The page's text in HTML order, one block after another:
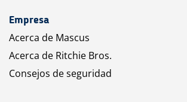
Empresa
Acerca de Mascus
Acerca de Ritchie Bros.
Consejos de seguridad